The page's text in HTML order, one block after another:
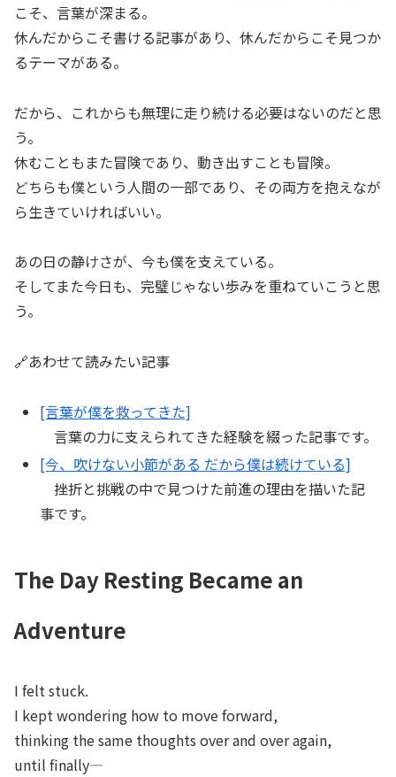
こそ、言葉が深まる。
休んだからこそ書ける記事があり、休んだからこそ見つか
るテーマがある。
だから、これからも無理に走り続ける必要はないのだと思
う。
休むこともまた冒険であり、動き出すことも冒険。
どちらも僕という人間の一部であり、その両方を抱えなが
ら生きていければいい。
あの日の静けさが、今も僕を支えている。
そしてまた今日も、完璧じゃない歩みを重ねていこうと思
う。
🔗あわせて読みたい記事
[言葉が僕を救ってきた]
言葉の力に支えられてきた経験を綴った記事です。
[今、吹けない小節がある だから僕は続けている]
挫折と挑戦の中で見つけた前進の理由を描いた記
事です。
The Day Resting Became an
Adventure
I felt stuck.
I kept wondering how to move forward,
thinking the same thoughts over and over again,
until finally—